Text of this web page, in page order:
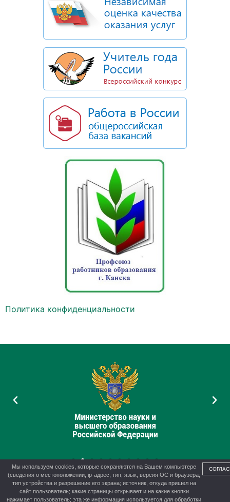
Политика конфиденциальности
Мы используем cookies, которые сохраняются на Вашем компьютере
(сведения о местоположении; ip-адрес; тип, язык, версия ОС и браузера;
тип устройства и разрешение его экрана; источник, откуда пришел на
сайт пользователь; какие страницы открывает и на какие кнопки
нажимает пользователь; эта же информация используется для обработки